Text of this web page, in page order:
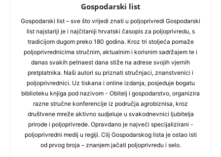
Gospodarski list
Gospodarski list – sve što vrijedi znati u poljoprivredi Gospodarski
list najstariji je i najčitaniji hrvatski časopis za poljoprivredu, s
tradicijom dugom preko 180 godina. Kroz tri stoljeća pomaže
poljoprivrednicima stručnim, aktualnim i korisnim sadržajem te i
danas svakih petnaest dana stiže na adrese svojih vjernih
pretplatnika. Naši autori su priznati stručnjaci, znanstvenici i
poljoprivrednici. Uz tiskana i online izdanja, posjeduje bogatu
biblioteku knjiga pod nazivom - Obitelj i gospodarstvo, organizira
razne stručne konferencije iz područja agrobiznisa, kroz
društvene mreže aktivno sudjeluje u svakodnevnici ljubitelja
prirode i poljoprivrede. Opravdano je najveći specijalizirani -
poljoprivredni medij u regiji. Cilj Gospodarskog lista je ostao isti
od prvog broja – znanjem jačati poljoprivredu i selo.